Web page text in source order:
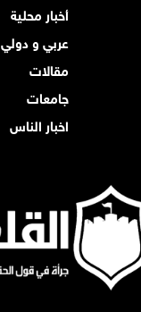
أخبار محلية
عربي و دولي
مقالات
جامعات
اخبار الناس